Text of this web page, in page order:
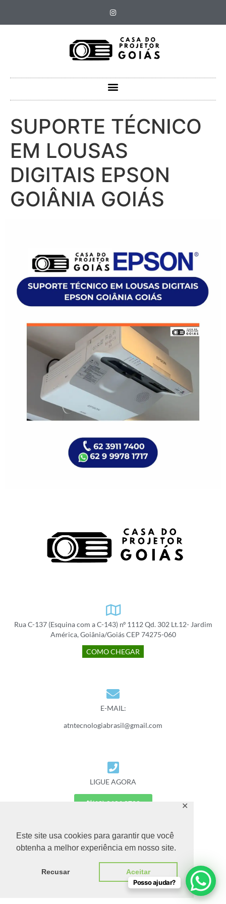
Este site usa cookies para garantir que você
obtenha a melhor experiência em nosso site.
Recusar Aceitar
✕
SUPORTE TÉCNICO
EM LOUSAS
DIGITAIS EPSON
GOIÂNIA GOIÁS
Rua C-137 (Esquina com a C-143) nº 1112 Qd. 302 Lt.12- Jardim
América, Goiânia/Goiás CEP 74275-060
COMO CHEGAR
E-MAIL:
atntecnologiabrasil@gmail.com
LIGUE AGORA
(62) 3626 2700
© 2025 ASSISTÊNCIA TÉCNICA
Posso ajudar?